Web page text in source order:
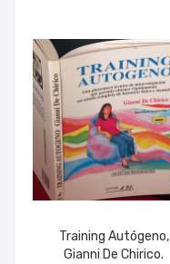
Training Autógeno,
Gianni De Chirico.